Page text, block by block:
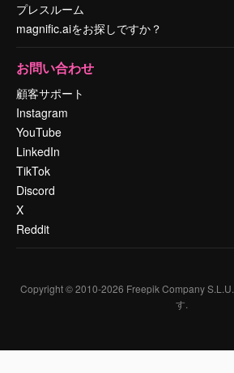
プレスルーム
magnific.aiをお探しですか？
お問い合わせ
顧客サポート
Instagram
YouTube
LinkedIn
TikTok
Discord
X
Reddit
Copyright © 2010-2026 Freepik Company S.L.U.
す.